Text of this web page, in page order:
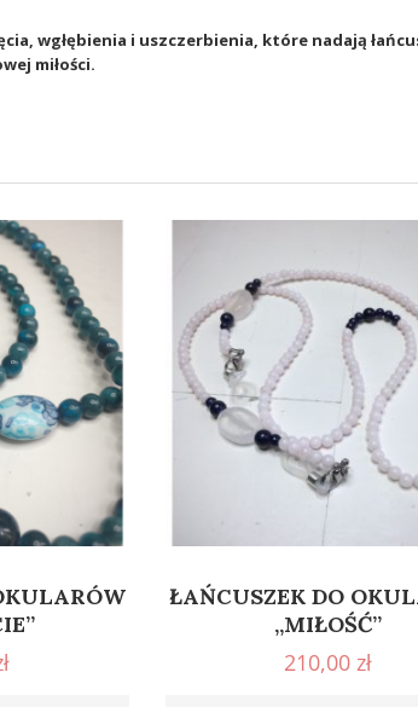
wgłębienia i uszczerbienia, które nadają
miłości.
ŁAŃCUSZEK DO
„MIŁOŚĆ”
210,00zł